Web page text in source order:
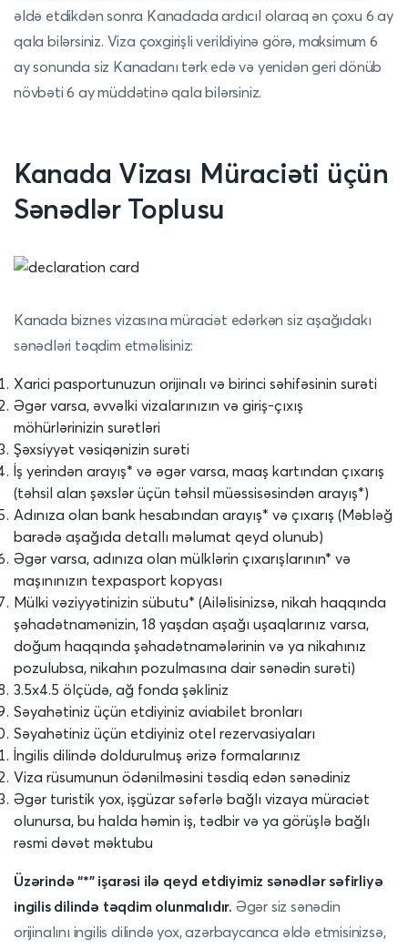
əldə etdikdən sonra Kanadada ardıcıl olaraq ən çoxu 6 ay
qala bilərsiniz. Viza çoxgirişli verildiyinə görə, maksimum 6
ay sonunda siz Kanadanı tərk edə və yenidən geri dönüb
növbəti 6 ay müddətinə qala bilərsiniz.
Kanada Vizası Müraciəti üçün
Sənədlər Toplusu
Kanada biznes vizasına müraciət edərkən siz aşağıdakı
sənədləri təqdim etməlisiniz:
Xarici pasportunuzun orijinalı və birinci səhifəsinin surəti
Əgər varsa, əvvəlki vizalarınızın və giriş-çıxış
möhürlərinizin surətləri
Şəxsiyyət vəsiqənizin surəti
İş yerindən arayış* və əgər varsa, maaş kartından çıxarış
(təhsil alan şəxslər üçün təhsil müəssisəsindən arayış*)
Adınıza olan bank hesabından arayış* və çıxarış (Məbləğ
barədə aşağıda detallı məlumat qeyd olunub)
Əgər varsa, adınıza olan mülklərin çıxarışlarının* və
maşınınızın texpasport kopyası
Mülki vəziyyətinizin sübutu* (Ailəlisinizsə, nikah haqqında
şəhadətnamənizin, 18 yaşdan aşağı uşaqlarınız varsa,
doğum haqqında şəhadətnamələrinin və ya nikahınız
pozulubsa, nikahın pozulmasına dair sənədin surəti)
3.5x4.5 ölçüdə, ağ fonda şəkliniz
Səyahətiniz üçün etdiyiniz aviabilet bronları
Səyahətiniz üçün etdiyiniz otel rezervasiyaları
İngilis dilində doldurulmuş ərizə formalarınız
Viza rüsumunun ödənilməsini təsdiq edən sənədiniz
Əgər turistik yox, işgüzar səfərlə bağlı vizaya müraciət
olunursa, bu halda həmin iş, tədbir və ya görüşlə bağlı
rəsmi dəvət məktubu
Üzərində “*” işarəsi ilə qeyd etdiyimiz sənədlər səfirliyə
ingilis dilində təqdim olunmalıdır. Əgər siz sənədin
orijinalını ingilis dilində yox, azərbaycanca əldə etmisinizsə,